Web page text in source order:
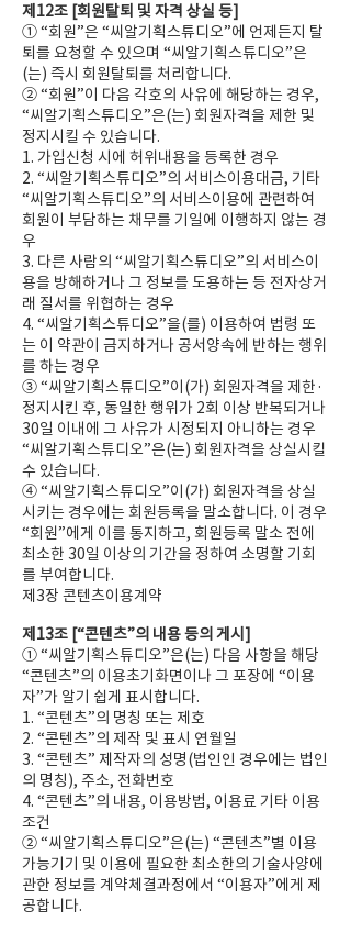
제12조 [회원탈퇴 및 자격 상실 등]
① “회원”은 “씨알기획스튜디오”에 언제든지 탈
퇴를 요청할 수 있으며 “씨알기획스튜디오”은
(는) 즉시 회원탈퇴를 처리합니다.
② “회원”이 다음 각호의 사유에 해당하는 경우,
“씨알기획스튜디오”은(는) 회원자격을 제한 및
정지시킬 수 있습니다.
1. 가입신청 시에 허위내용을 등록한 경우
2. “씨알기획스튜디오”의 서비스이용대금, 기타
“씨알기획스튜디오”의 서비스이용에 관련하여
회원이 부담하는 채무를 기일에 이행하지 않는 경
우
3. 다른 사람의 “씨알기획스튜디오”의 서비스이
용을 방해하거나 그 정보를 도용하는 등 전자상거
래 질서를 위협하는 경우
4. “씨알기획스튜디오”을(를) 이용하여 법령 또
는 이 약관이 금지하거나 공서양속에 반하는 행위
를 하는 경우
③ “씨알기획스튜디오”이(가) 회원자격을 제한·
정지시킨 후, 동일한 행위가 2회 이상 반복되거나
30일 이내에 그 사유가 시정되지 아니하는 경우
“씨알기획스튜디오”은(는) 회원자격을 상실시킬
수 있습니다.
④ “씨알기획스튜디오”이(가) 회원자격을 상실
시키는 경우에는 회원등록을 말소합니다. 이 경우
“회원”에게 이를 통지하고, 회원등록 말소 전에
최소한 30일 이상의 기간을 정하여 소명할 기회
를 부여합니다.
제3장 콘텐츠이용계약
제13조 [“콘텐츠”의 내용 등의 게시]
① “씨알기획스튜디오”은(는) 다음 사항을 해당
“콘텐츠”의 이용초기화면이나 그 포장에 “이용
자”가 알기 쉽게 표시합니다.
1. “콘텐츠”의 명칭 또는 제호
2. “콘텐츠”의 제작 및 표시 연월일
3. “콘텐츠” 제작자의 성명(법인인 경우에는 법인
의 명칭), 주소, 전화번호
4. “콘텐츠”의 내용, 이용방법, 이용료 기타 이용
조건
② “씨알기획스튜디오”은(는) “콘텐츠”별 이용
가능기기 및 이용에 필요한 최소한의 기술사양에
관한 정보를 계약체결과정에서 “이용자”에게 제
공합니다.